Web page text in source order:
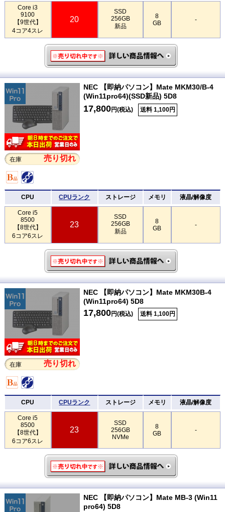
Core i3
9100
【9世代】
4コア4スレ
20
SSD
256GB
新品
8
GB
-
在庫 売り切れ
NEC 【即納パソコン】Mate MKM30/B-4
(Win11pro64)(SSD新品) 5D8
17,800円(税込) 送料 1,100円
CPU CPUランク ストレージ メモリ 液晶/解像度
Core i5
8500
【8世代】
6コア6スレ
23
SSD
256GB
新品
8
GB
-
在庫 売り切れ
NEC 【即納パソコン】Mate MKM30B-4
(Win11pro64) 5D8
17,800円(税込) 送料 1,100円
CPU CPUランク ストレージ メモリ 液晶/解像度
Core i5
8500
【8世代】
6コア6スレ
23
SSD
256GB
NVMe
8
GB
-
NEC 【即納パソコン】Mate MB-3 (Win11
pro64) 5D8